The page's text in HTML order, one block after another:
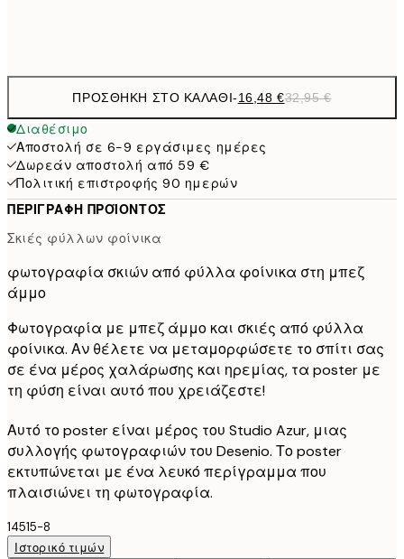
ΠΡΟΣΘΉΚΗ ΣΤΟ ΚΑΛΆΘΙ-16,48 €32,95 €
Διαθέσιμο
Αποστολή σε 6-9 εργάσιμες ημέρες
Δωρεάν αποστολή από 59 €
Πολιτική επιστροφής 90 ημερών
ΠΕΡΙΓΡΑΦΉ ΠΡΟΪΌΝΤΟΣ
Σκιές φύλλων φοίνικα
φωτογραφία σκιών από φύλλα φοίνικα στη μπεζ
άμμο
Φωτογραφία με μπεζ άμμο και σκιές από φύλλα
φοίνικα. Αν θέλετε να μεταμορφώσετε το σπίτι σας
σε ένα μέρος χαλάρωσης και ηρεμίας, τα poster με
τη φύση είναι αυτό που χρειάζεστε!
Αυτό το poster είναι μέρος του Studio Azur, μιας
συλλογής φωτογραφιών του Desenio. Το poster
εκτυπώνεται με ένα λευκό περίγραμμα που
πλαισιώνει τη φωτογραφία.
14515-8
Ιστορικό τιμών